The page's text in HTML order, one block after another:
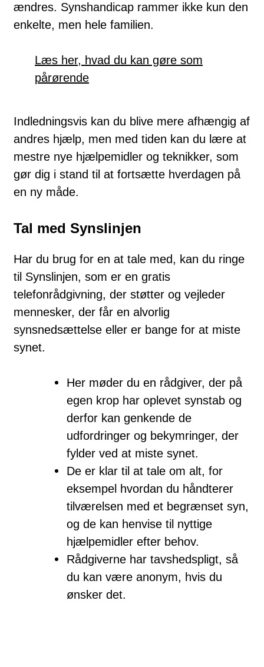
ændres. Synshandicap rammer ikke kun den
enkelte, men hele familien.
Læs her, hvad du kan gøre som
pårørende
Indledningsvis kan du blive mere afhængig af
andres hjælp, men med tiden kan du lære at
mestre nye hjælpemidler og teknikker, som
gør dig i stand til at fortsætte hverdagen på
en ny måde.
Tal med Synslinjen
Har du brug for en at tale med, kan du ringe
til Synslinjen, som er en gratis
telefonrådgivning, der støtter og vejleder
mennesker, der får en alvorlig
synsnedsættelse eller er bange for at miste
synet.
Her møder du en rådgiver, der på
egen krop har oplevet synstab og
derfor kan genkende de
udfordringer og bekymringer, der
fylder ved at miste synet.
De er klar til at tale om alt, for
eksempel hvordan du håndterer
tilværelsen med et begrænset syn,
og de kan henvise til nyttige
hjælpemidler efter behov.
Rådgiverne har tavshedspligt, så
du kan være anonym, hvis du
ønsker det.